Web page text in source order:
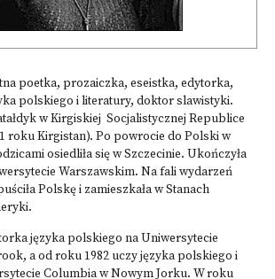
poetka, prozaiczka, eseistka, edytorka,
polskiego i literatury, doktor slawistyki.
wKirgiskiej Socjalistycznej Republice
roku Kirgistan). Po powrocie do Polski w
osiedliła się w Szczecinie. Ukończyła
Warszawskim. Na fali wydarzeń
Polskę i zamieszkała w Stanach
języka polskiego na Uniwersytecie
a od roku 1982 uczy języka polskiego i
Columbia w Nowym Jorku. W roku